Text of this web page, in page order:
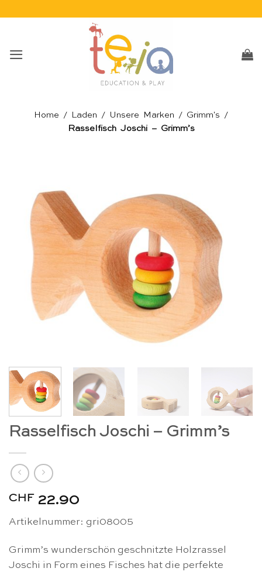
Home / Laden / Unsere Marken / Grimm's /
Rasselfisch Joschi – Grimm’s
Rasselfisch Joschi – Grimm’s
CHF 22.90
Artikelnummer: gri08005
Grimm’s wunderschön geschnitzte Holzrassel
Joschi in Form eines Fisches hat die perfekte